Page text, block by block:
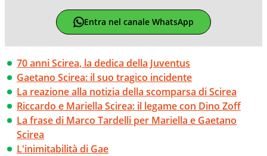
Entra nel canale WhatsApp
70 anni Scirea, la dedica della Juventus
Gaetano Scirea: il suo tragico incidente
La reazione alla notizia della scomparsa di Scirea
Riccardo e Mariella Scirea: il legame con Dino Zoff
La frase di Marco Tardelli per Mariella e Gaetano
Scirea
L'inimitabilità di Gae